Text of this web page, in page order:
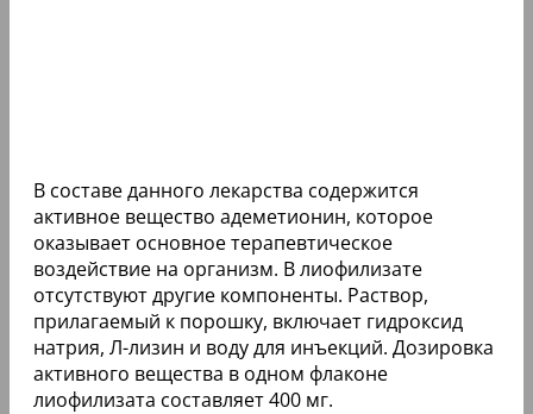
В составе данного лекарства содержится
активное вещество адеметионин, которое
оказывает основное терапевтическое
воздействие на организм. В лиофилизате
отсутствуют другие компоненты. Раствор,
прилагаемый к порошку, включает гидроксид
натрия, Л-лизин и воду для инъекций. Дозировка
активного вещества в одном флаконе
лиофилизата составляет 400 мг.